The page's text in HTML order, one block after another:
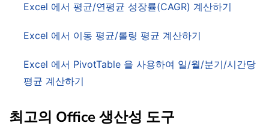
Excel 에서 평균/연평균 성장률(CAGR) 계산하기
Excel 에서 이동 평균/롤링 평균 계산하기
Excel 에서 PivotTable 을 사용하여 일/월/분기/시간당
평균 계산하기
최고의 Office 생산성 도구